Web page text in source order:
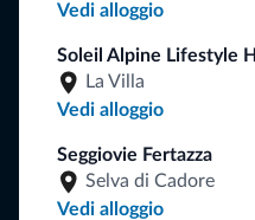
Vedi alloggio
Soleil Alpine Lifestyle
La Villa
Vedi alloggio
Seggiovie Fertazza
Selva di Cadore
Vedi alloggio
Segui